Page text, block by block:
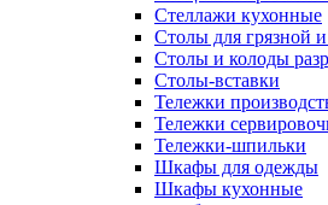
Стеллажи кухонные
Столы для грязной
Столы и колоды
Столы-вставки
Тележки
Тележки
Тележки-шпильки
Шкафы для одежды
Шкафы кухонные